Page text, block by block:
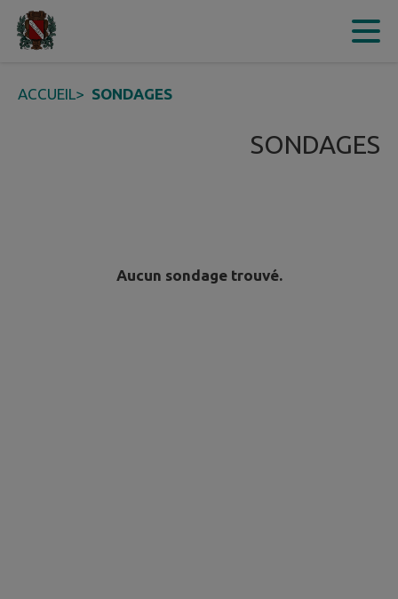
Contenu
ACCUEIL> SONDAGES
SONDAGES
Aucun sondage trouvé.